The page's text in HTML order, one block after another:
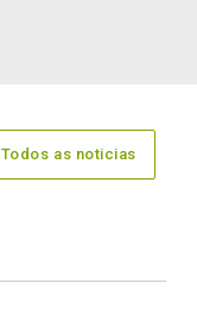
Todos as noticias